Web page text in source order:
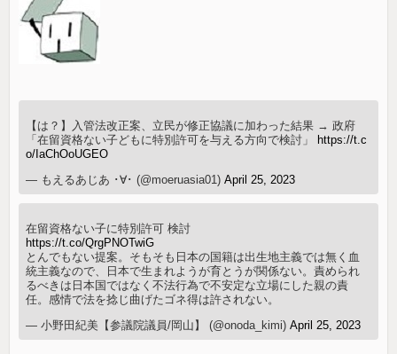
【は？】入管法改正案、立民が修正協議に加わった結果 → 政府
「在留資格ない子どもに特別許可を与える方向で検討」
https://t.c
o/IaChOoUGEO
— もえるあじあ ･∀･ (@moeruasia01)April 25, 2023
在留資格ない子に特別許可 検討
https://t.co/QrgPNOTwiG
とんでもない提案。そもそも日本の国籍は出生地主義では無く血
統主義なので、日本で生まれようが育とうが関係ない。責められ
るべきは日本国ではなく不法行為で不安定な立場にした親の責
任。感情で法を捻じ曲げたゴネ得は許されない。
— 小野田紀美【参議院議員/岡山】 (@onoda_kimi)April 25, 2023